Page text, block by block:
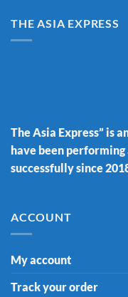
THE ASIA EXPRESS
The Asia Express” is
have been
successfully since
ACCOUNT
My account
Track your order